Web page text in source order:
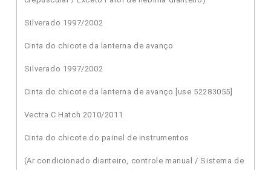
Silverado 1997/2002
Cinta do chicote da lanterna de avanço
Silverado 1997/2002
Cinta do chicote da lanterna de avanço [use 52283055]
Vectra C Hatch 2010/2011
Cinta do chicote do painel de instrumentos
(Ar condicionado dianteiro, controle manual / Sistema de